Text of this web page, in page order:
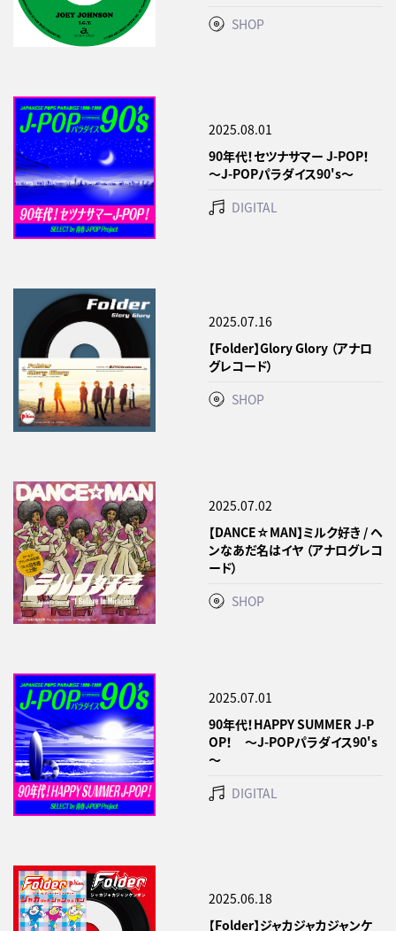
SHOP
2025.08.01
90年代！セツナサマー J-POP！
～J-POPパラダイス90's～
DIGITAL
2025.07.16
【Folder】Glory Glory （アナロ
グレコード）
SHOP
2025.07.02
【DANCE☆MAN】ミルク好き / ヘ
ンなあだ名はイヤ （アナログレコ
ード）
SHOP
2025.07.01
90年代！HAPPY SUMMER J-P
OP！ ～J-POPパラダイス90's
～
DIGITAL
2025.06.18
【Folder】ジャカジャカジャンケ